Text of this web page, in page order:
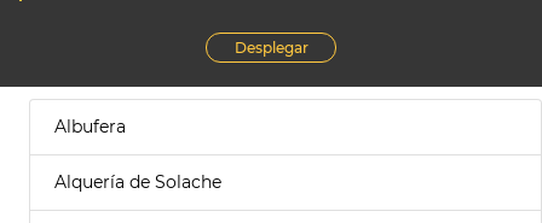
Desplegar
Albufera
Alquería de Solache